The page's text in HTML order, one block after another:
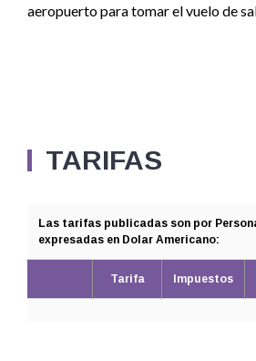
aeropuerto para tomar el vuelo de
TARIFAS
Las tarifas publicadas son por
expresadas en Dolar Americano:
Tarifa Impuestos